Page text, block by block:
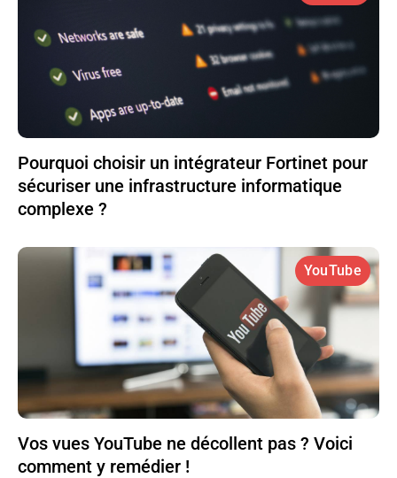
Pourquoi choisir un intégrateur Fortinet pour
sécuriser une infrastructure informatique
complexe ?
YouTube
Vos vues YouTube ne décollent pas ? Voici
comment y remédier !